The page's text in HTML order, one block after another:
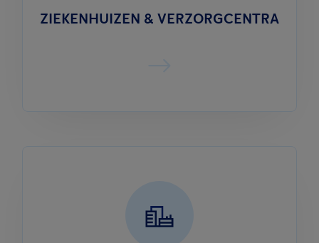
ZIEKENHUIZEN & VERZORGCENTRA